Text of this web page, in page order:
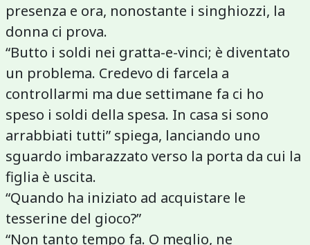
presenza e ora, nonostante i singhiozzi, la
donna ci prova.
“Butto i soldi nei gratta-e-vinci; è diventato
un problema. Credevo di farcela a
controllarmi ma due settimane fa ci ho
speso i soldi della spesa. In casa si sono
arrabbiati tutti” spiega, lanciando uno
sguardo imbarazzato verso la porta da cui la
figlia è uscita.
“Quando ha iniziato ad acquistare le
tesserine del gioco?”
“Non tanto tempo fa. O meglio, ne